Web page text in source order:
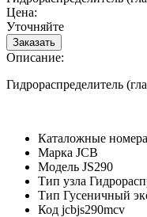
Цена:
Уточняйте
Описание:
Гидрораспределитель
Каталожные номера
Марка JCB
Модель JS290
Тип узла
Тип Гусеничный
Код jcbjs290mcv